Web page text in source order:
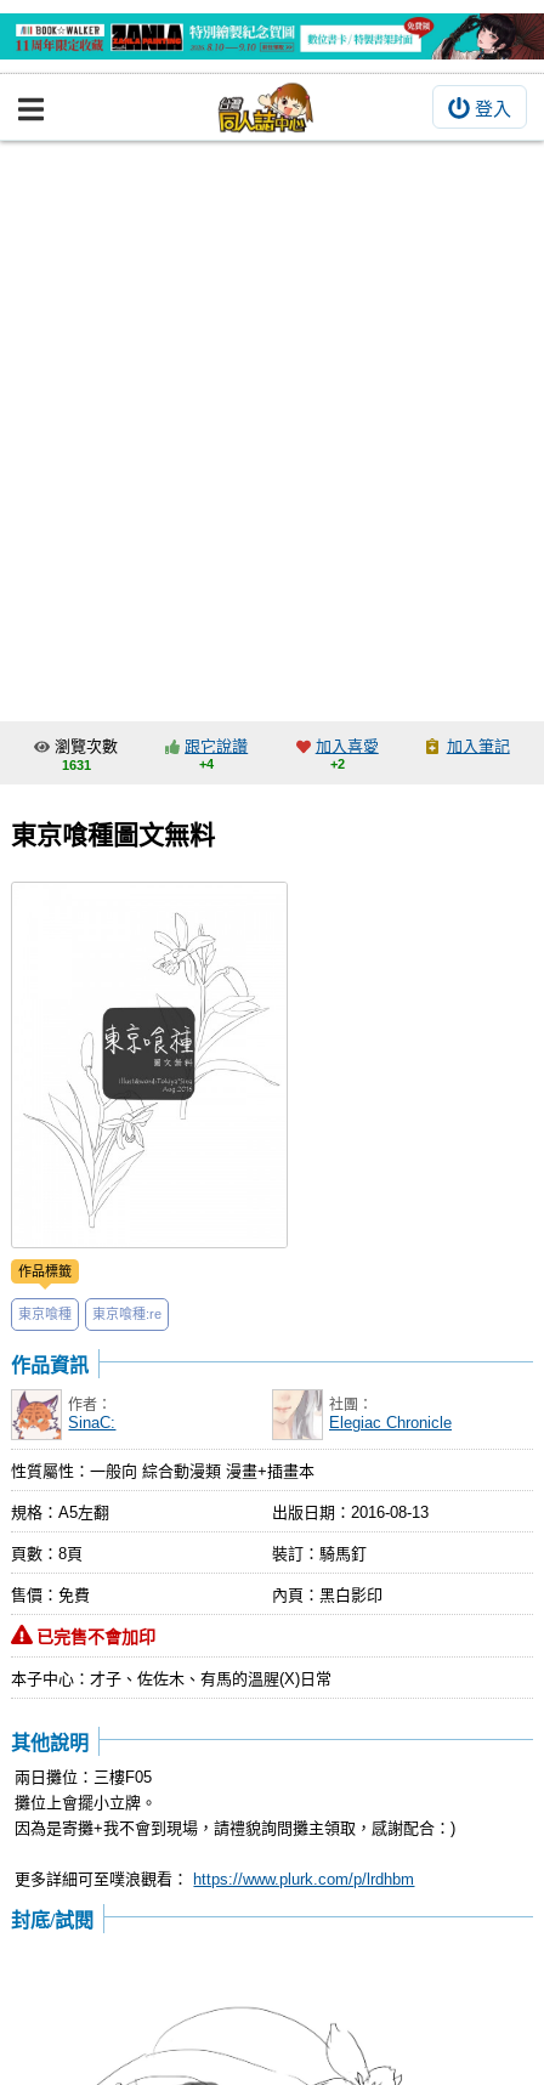
登入
BOOKY書集倉庫
交流中心
會員功能選單
註冊會員
登入
瀏覽次數
1631
跟它說讚
+4
加入喜愛
+2
加入筆記
東京喰種圖文無料
作品標籤
東京喰種 東京喰種:re
作品資訊
作者：
SinaC:
社團：
Elegiac Chronicle
性質屬性：一般向 綜合動漫類 漫畫+插畫本
規格：A5左翻 出版日期： 2016-08-13
頁數：8頁 裝訂：騎馬釘
售價：免費 內頁：黑白影印
已完售不會加印
本子中心：才子、佐佐木、有馬的溫腥(X)日常
其他說明
兩日攤位：三樓F05
攤位上會擺小立牌。
因為是寄攤+我不會到現場，請禮貌詢問攤主領取，感謝配合：)
更多詳細可至噗浪觀看： https://www.plurk.com/p/lrdhbm
封底/試閱